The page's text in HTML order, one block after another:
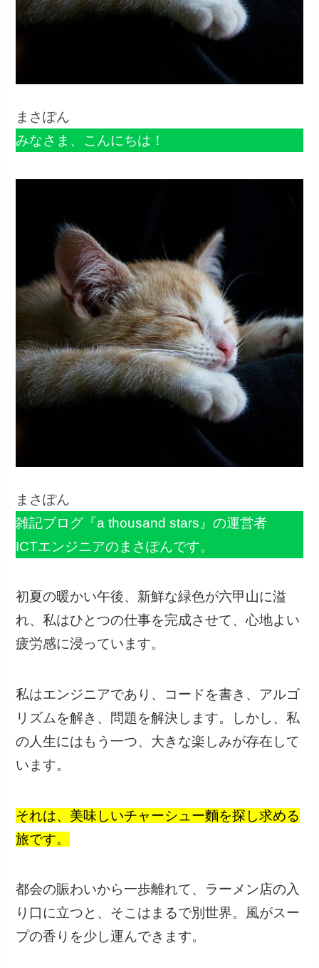
まさぽん
みなさま、こんにちは！
まさぽん
雑記ブログ『a thousand stars』の運営者
ICTエンジニアのまさぽんです。
初夏の暖かい午後、新鮮な緑色が六甲山に溢
れ、私はひとつの仕事を完成させて、心地よい
疲労感に浸っています。
私はエンジニアであり、コードを書き、アルゴ
リズムを解き、問題を解決します。しかし、私
の人生にはもう一つ、大きな楽しみが存在して
います。
それは、美味しいチャーシュー麵を探し求める
旅です。
都会の賑わいから一歩離れて、ラーメン店の入
り口に立つと、そこはまるで別世界。風がスー
プの香りを少し運んできます。